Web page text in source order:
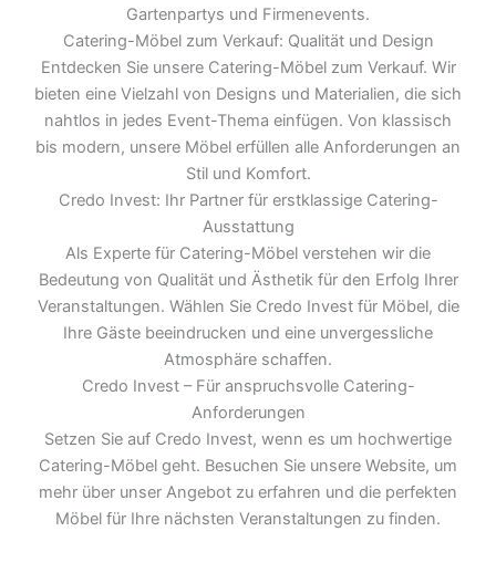
Gartenpartys und Firmenevents.
Catering-Möbel zum Verkauf: Qualität und Design
Entdecken Sie unsere Catering-Möbel zum Verkauf. Wir
bieten eine Vielzahl von Designs und Materialien, die sich
nahtlos in jedes Event-Thema einfügen. Von klassisch
bis modern, unsere Möbel erfüllen alle Anforderungen an
Stil und Komfort.
Credo Invest: Ihr Partner für erstklassige Catering-
Ausstattung
Als Experte für Catering-Möbel verstehen wir die
Bedeutung von Qualität und Ästhetik für den Erfolg Ihrer
Veranstaltungen. Wählen Sie Credo Invest für Möbel, die
Ihre Gäste beeindrucken und eine unvergessliche
Atmosphäre schaffen.
Credo Invest – Für anspruchsvolle Catering-
Anforderungen
Setzen Sie auf Credo Invest, wenn es um hochwertige
Catering-Möbel geht. Besuchen Sie unsere Website, um
mehr über unser Angebot zu erfahren und die perfekten
Möbel für Ihre nächsten Veranstaltungen zu finden.